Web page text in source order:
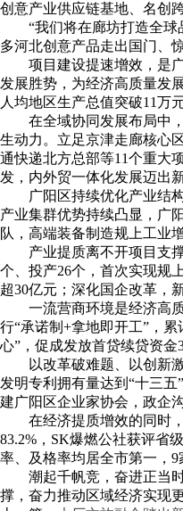
创意产业供应链基地、名创
“我们将在廊坊打造全
多河北创意产品走出国门、
项目建设提速增效，是
发展胜势，为经济高质量发
人均地区生产总值突破11万
在全域协同发展布局中
生动力。立足京津走廊核心
通快递北方总部等11个重大
发，内外贸一体化发展迈出新
广阳区持续优化产业结
产业集群优势持续凸显，广
队，高端装备制造规上工业
产业提质离不开项目支
个、投产26个，首次实现规
超30亿元；深化国企改革，
一流营商环境是经济高
行“承诺制+拿地即开工”，
心”，促成发放首贷续贷资金
以改革破难题、以创新
发明专利拥有量达到“十三
建广阳区企业家协会，政企
在经济提质增效的同时
83.2%，SK爆燃公社获评省
率、及格率均居全市第一，9
潮起千帆竞，奋进正当
撑，奋力推动区域经济实现